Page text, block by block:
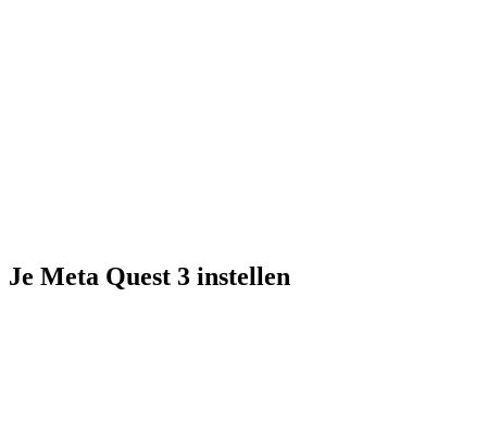
Je Meta Quest 3 instellen